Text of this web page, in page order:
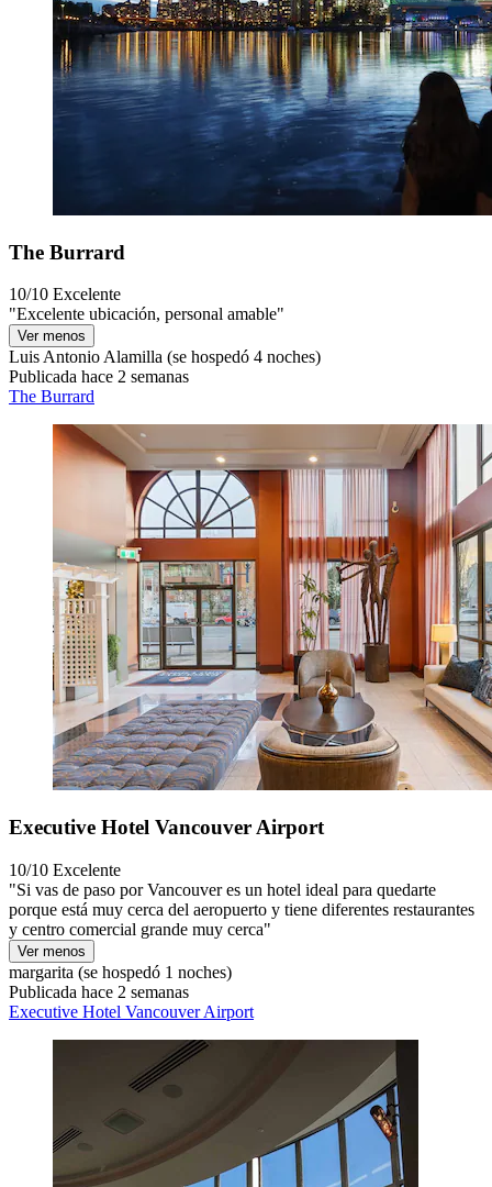
The Burrard
10/10 Excelente
"Excelente ubicación, personal amable"
Ver menos
Luis Antonio Alamilla (se hospedó 4 noches)
Publicada hace 2 semanas
The Burrard
Executive Hotel Vancouver Airport
10/10 Excelente
"Si vas de paso por Vancouver es un hotel ideal para quedarte
porque está muy cerca del aeropuerto y tiene diferentes restaurantes
y centro comercial grande muy cerca"
Ver menos
margarita (se hospedó 1 noches)
Publicada hace 2 semanas
Executive Hotel Vancouver Airport